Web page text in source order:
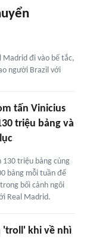
Madrid đi vào bế tắc,
người Brazil với
tấn Vinicius
triệu bảng và
130 triệu bảng cùng
bảng mỗi tuần để
bối cảnh ngôi
Real Madrid.
'troll' khi về nhì